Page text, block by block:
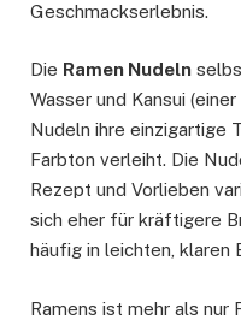
Geschmackserlebnis.
Die Ramen Nudeln
Wasser und Kansui
Nudeln ihre einzigartige
Farbton verleiht. Die
Rezept und Vorlieben
sich eher für kräftigere
häufig in leichten, klaren
Ramens ist mehr als nur